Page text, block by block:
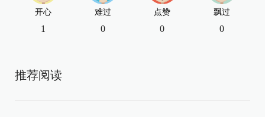
开心
1
难过
0
点赞
0
飘过
0
推荐阅读